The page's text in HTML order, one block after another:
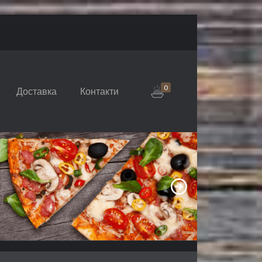
Доставка Контакти 0